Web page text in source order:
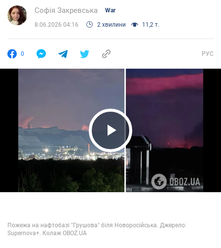
Софія Закревська War
8.06.2026 04:16 2 хвилини 11,2 т.
0 РУС
Play Video